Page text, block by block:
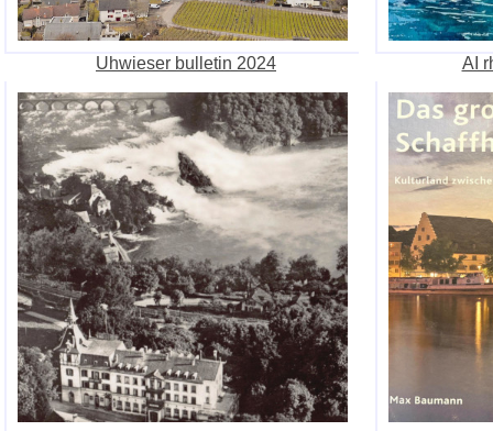
Uhwieser bulletin 2024 AI